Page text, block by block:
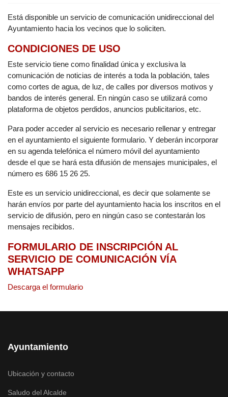
Está disponible un servicio de comunicación unidireccional del
Ayuntamiento hacia los vecinos que lo soliciten.
CONDICIONES DE USO
Este servicio tiene como finalidad única y exclusiva la
comunicación de noticias de interés a toda la población, tales
como cortes de agua, de luz, de calles por diversos motivos y
bandos de interés general. En ningún caso se utilizará como
plataforma de objetos perdidos, anuncios publicitarios, etc.
Para poder acceder al servicio es necesario rellenar y entregar
en el ayuntamiento el siguiente formulario. Y deberán incorporar
en su agenda telefónica el número móvil del ayuntamiento
desde el que se hará esta difusión de mensajes municipales, el
número es 686 15 26 25.
Este es un servicio unidireccional, es decir que solamente se
harán envíos por parte del ayuntamiento hacia los inscritos en el
servicio de difusión, pero en ningún caso se contestarán los
mensajes recibidos.
FORMULARIO DE INSCRIPCIÓN AL
SERVICIO DE COMUNICACIÓN VÍA
WHATSAPP
Descarga el formulario
Ayuntamiento
Ubicación y contacto
Saludo del Alcalde